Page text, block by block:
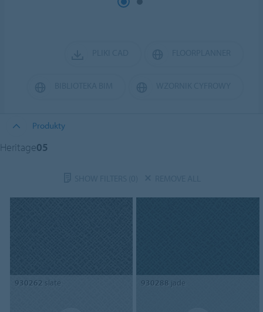
Produkty
Heritage05
930262 slate 930288 jade